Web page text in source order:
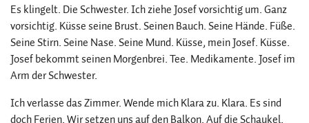
Es klingelt. Die Schwester. Ich ziehe Josef vorsichtig um. Ganz
vorsichtig. Küsse seine Brust. Seinen Bauch. Seine Hände. Füße.
Seine Stirn. Seine Nase. Seine Mund. Küsse, mein Josef. Küsse.
Josef bekommt seinen Morgenbrei. Tee. Medikamente. Josef im
Arm der Schwester.
Ich verlasse das Zimmer. Wende mich Klara zu. Klara. Es sind
doch Ferien. Wir setzen uns auf den Balkon. Auf die Schaukel.